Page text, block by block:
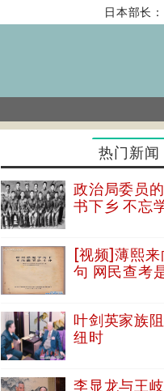
日本部长：
热门新闻
政治局委员
书下乡 不忘
[视频]薄熙
句 网民查考
叶剑英家族
纽时
李显龙与王